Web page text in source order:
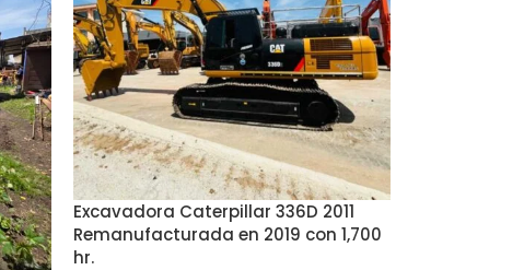
Excavadora Caterpillar 336D 2011
Remanufacturada en 2019 con 1,700
hr.